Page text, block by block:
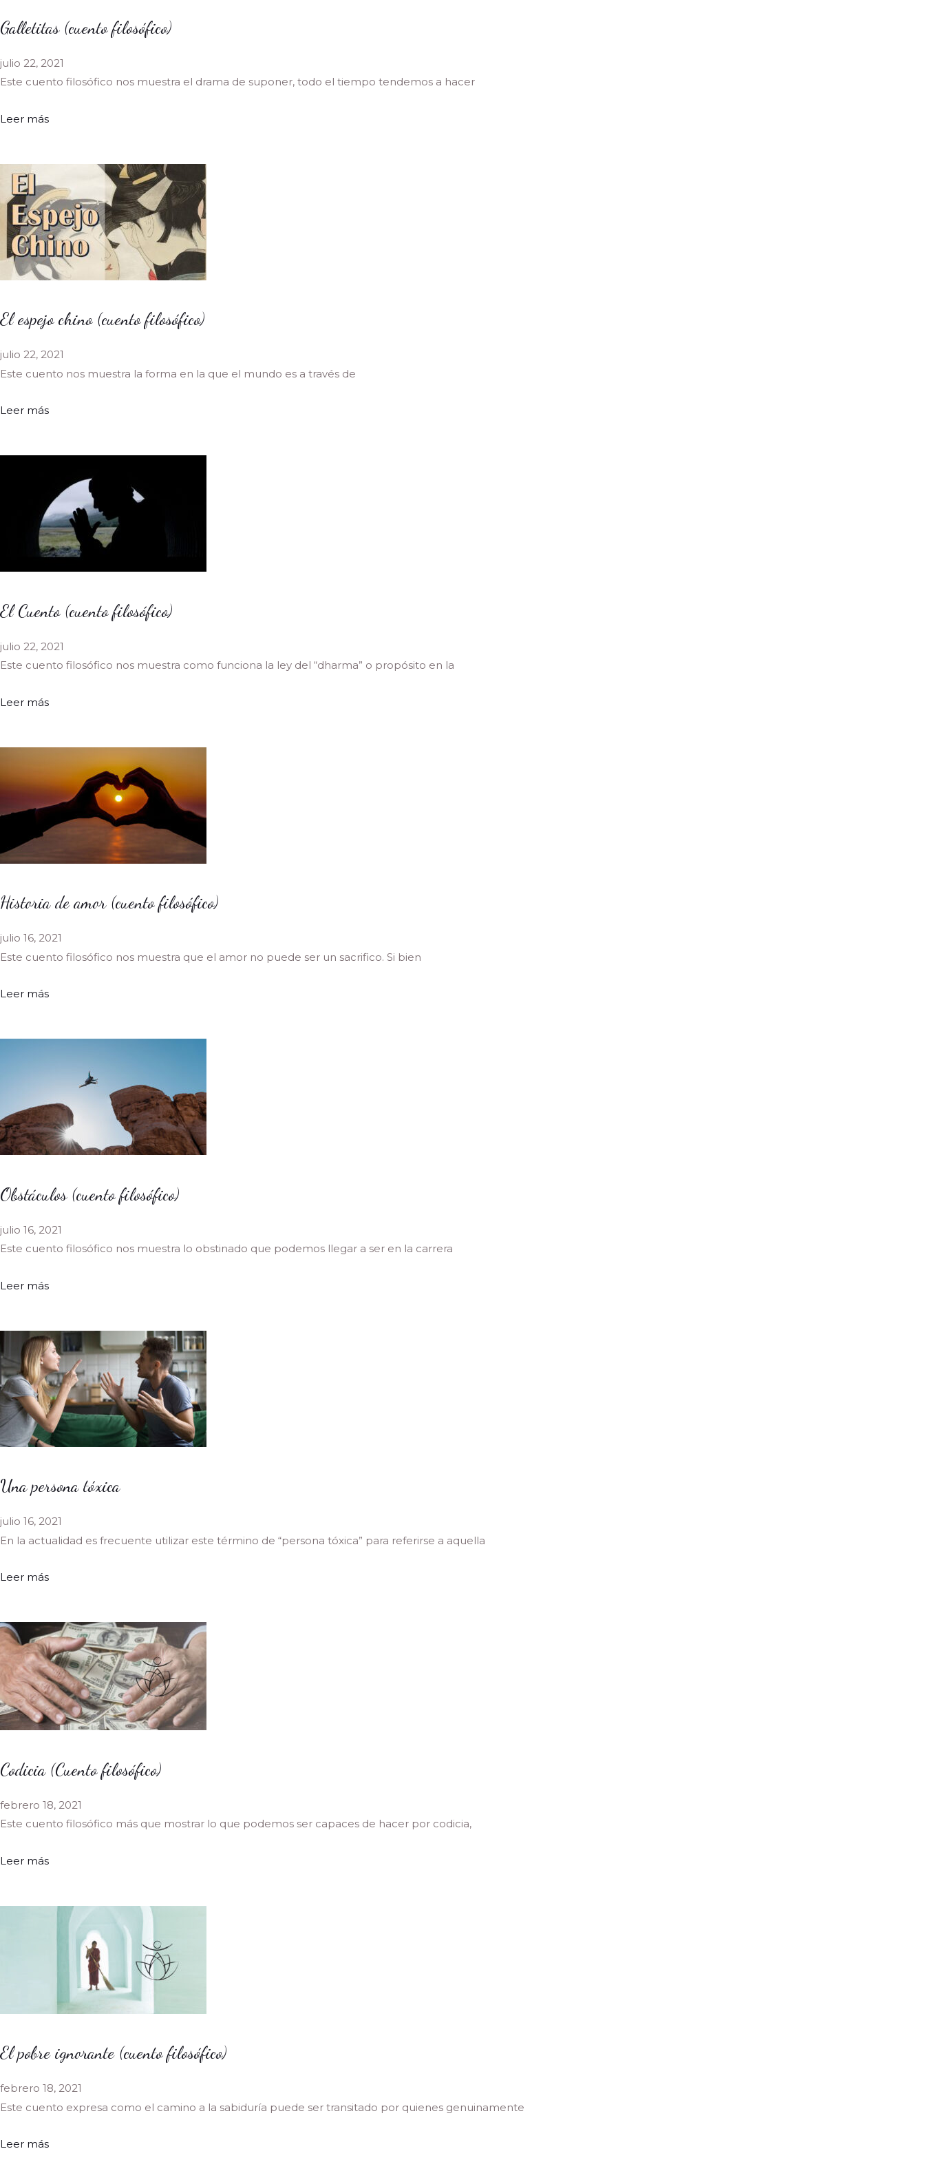
Galletitas (cuento filosófico)
julio 22, 2021
Este cuento filosófico nos muestra el drama de suponer, todo el tiempo tendemos a hacer
Leer más
El espejo chino (cuento filosófico)
julio 22, 2021
Este cuento nos muestra la forma en la que el mundo es a través de
Leer más
El Cuento (cuento filosófico)
julio 22, 2021
Este cuento filosófico nos muestra como funciona la ley del “dharma” o propósito en la
Leer más
Historia de amor (cuento filosófico)
julio 16, 2021
Este cuento filosófico nos muestra que el amor no puede ser un sacrifico. Si bien
Leer más
Obstáculos (cuento filosófico)
julio 16, 2021
Este cuento filosófico nos muestra lo obstinado que podemos llegar a ser en la carrera
Leer más
Una persona tóxica
julio 16, 2021
En la actualidad es frecuente utilizar este término de “persona tóxica” para referirse a aquella
Leer más
Codicia (Cuento filosófico)
febrero 18, 2021
Este cuento filosófico más que mostrar lo que podemos ser capaces de hacer por codicia,
Leer más
El pobre ignorante (cuento filosófico)
febrero 18, 2021
Este cuento expresa como el camino a la sabiduría puede ser transitado por quienes genuinamente
Leer más